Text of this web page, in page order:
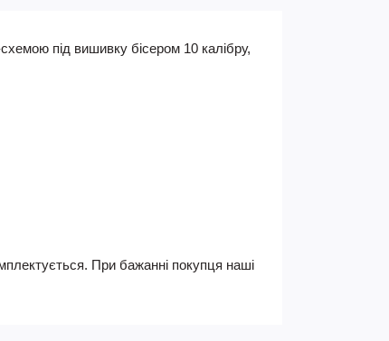
під вишивку бісером 10 калібру,
При бажанні покупця наші